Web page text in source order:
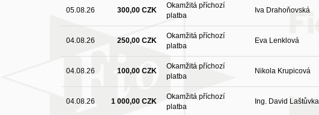
05.08.26 300,00 CZK
Okamžitá příchozí
platba
Iva Drahoňovská
04.08.26 250,00 CZK
Okamžitá příchozí
platba
Eva Lenklová
04.08.26 100,00 CZK
Okamžitá příchozí
platba
Nikola Krupicová
04.08.26 1 000,00 CZK
Okamžitá příchozí
platba
Ing. David Laštůvka